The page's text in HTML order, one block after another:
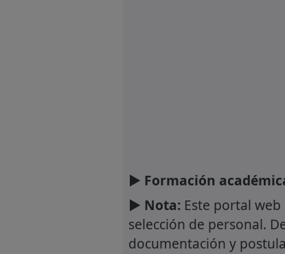
► Formación
► Nota:Este portal web
selección de personal.
documentación y